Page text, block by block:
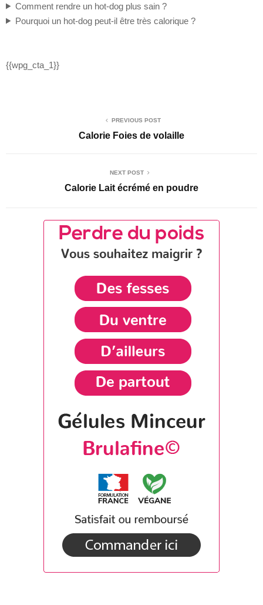
Comment rendre un hot-dog plus sain ?
Pourquoi un hot-dog peut-il être très calorique ?
{{wpg_cta_1}}
PREVIOUS POST
Calorie Foies de volaille
NEXT POST
Calorie Lait écrémé en poudre